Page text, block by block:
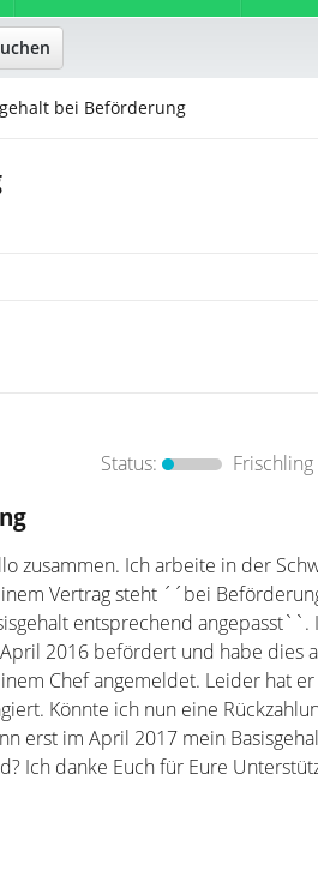
bei Beförderung
Status:
Frischling
zusammen. Ich arbeite in der
Vertrag steht ´´bei
entsprechend angepasst``.
2016 befördert und habe dies
Chef angemeldet. Leider hat
Könnte ich nun eine
erst im April 2017 mein
Ich danke Euch für Eure